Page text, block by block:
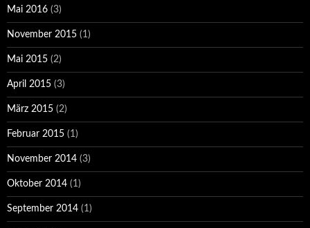
Mai 2016 (3)
November 2015 (1)
Mai 2015 (2)
April 2015 (3)
März 2015 (2)
Februar 2015 (1)
November 2014 (3)
Oktober 2014 (1)
September 2014 (1)